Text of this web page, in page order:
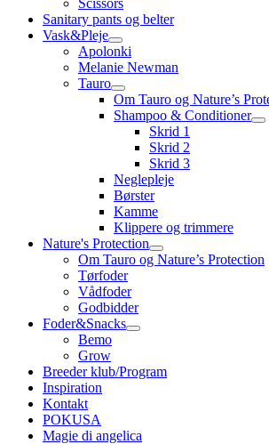
Sanitary pants og belter
Vask&Pleje
Apolonki
Melanie Newman
Tauro
Om Tauro og Nature’s
Shampoo & Conditioner
Skrid 1
Skrid 2
Skrid 3
Neglepleje
Børster
Kamme
Klippere og trimmere
Nature's Protection
Om Tauro og Nature’s Protection
Tørfoder
Vådfoder
Godbidder
Foder&Snacks
Bemo
Grow
Breeder klub/Program
Inspiration
Kontakt
POKUSA
Magie di angelica